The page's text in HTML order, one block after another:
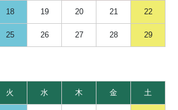
18 19 20 21 22
25 26 27 28 29
火 水 木 金 土